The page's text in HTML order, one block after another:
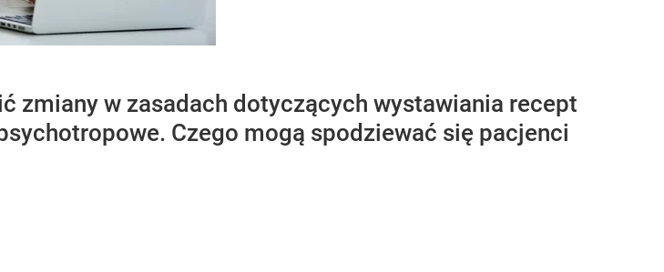
zmiany w zasadach dotyczących wystawiania recept
Czego mogą spodziewać się pacjenci